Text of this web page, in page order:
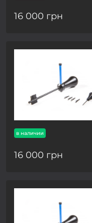
16 000 грн
в наличии
16 000 грн